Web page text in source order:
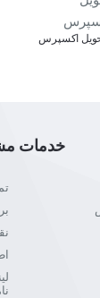
اﮐﺴﭙﺮس
خدمات